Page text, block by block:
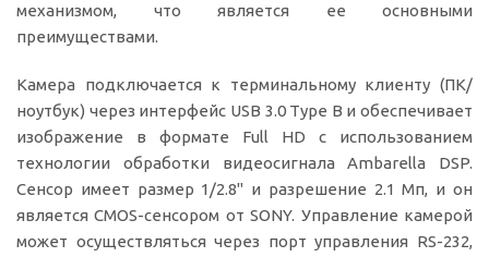
механизмом, что является ее основными
преимуществами.
Камера подключается к терминальному клиенту (ПК/
ноутбук) через интерфейс USB 3.0 Type B и обеспечивает
изображение в формате Full HD с использованием
технологии обработки видеосигнала Ambarella DSP.
Сенсор имеет размер 1/2.8" и разрешение 2.1 Мп, и он
является CMOS-сенсором от SONY. Управление камерой
может осуществляться через порт управления RS-232,